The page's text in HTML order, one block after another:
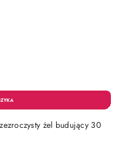
żel budujący 30